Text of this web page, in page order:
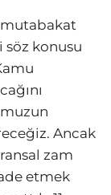
mutabakat
söz konusu
Ancak
zam
etmek